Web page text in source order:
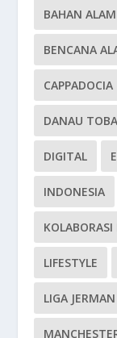
BAHAN
BENCANA
CAPPADOCIA
DANAU TOBA
DIGITAL
INDONESIA
KOLABORASI
LIFESTYLE
LIGA